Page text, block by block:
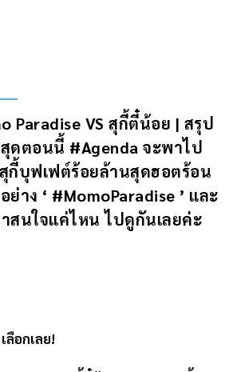
Paradise VS สุกี้ตี๋น้อย | สรุป
ดตอนนี้ #Agenda จะพาไป
กี้บุฟเฟต์ร้อยล้านสุดฮอตร้อน
าง ‘ #MomoParadise ’ และ
สนใจแค่ไหน ไปดูกันเลยค่ะ
อกเลย!